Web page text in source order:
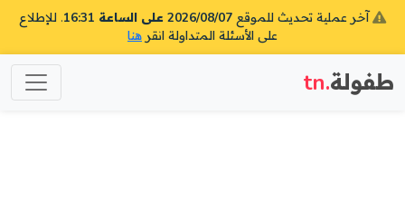
آخر عملية تحديث للموقع 2026/08/07 على الساعة 16:31
. للإطلاع
على الأسئلة المتداولة انقر هنا
طفولة.tn